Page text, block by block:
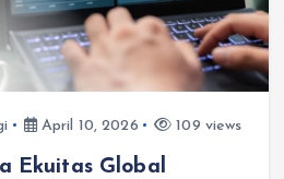
April 10, 2026 109 views
Ekuitas Global